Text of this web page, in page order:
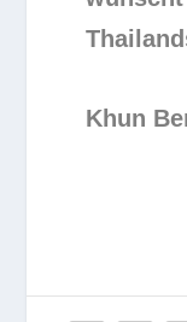
Khun